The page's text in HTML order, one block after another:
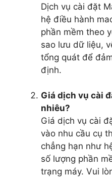
Dịch vụ cài đặt
hệ điều hành
phần mềm theo
sao lưu dữ liệu,
tổng quát để
định.
Giá dịch vụ cài
nhiêu?
Giá dịch vụ cài
vào nhu cầu cụ
chẳng hạn như
số lượng phần
trạng máy. Vui